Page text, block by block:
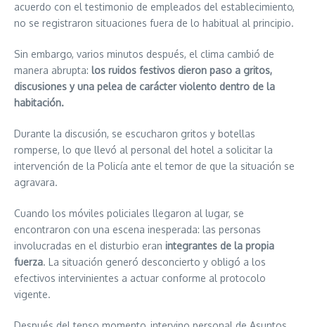
acuerdo con el testimonio de empleados del establecimiento,
no se registraron situaciones fuera de lo habitual al principio.
Sin embargo, varios minutos después, el clima cambió de
manera abrupta: los ruidos festivos dieron paso a gritos,
discusiones y una pelea de carácter violento dentro de la
habitación.
Durante la discusión, se escucharon gritos y botellas
romperse, lo que llevó al personal del hotel a solicitar la
intervención de la Policía ante el temor de que la situación se
agravara.
Cuando los móviles policiales llegaron al lugar, se
encontraron con una escena inesperada: las personas
involucradas en el disturbio eran integrantes de la propia
fuerza. La situación generó desconcierto y obligó a los
efectivos intervinientes a actuar conforme al protocolo
vigente.